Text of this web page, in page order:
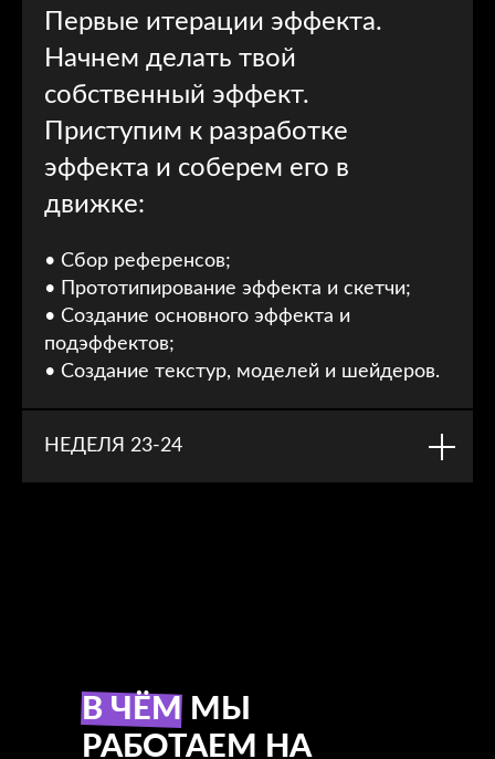
разработке твоего уникального
4 МОДУЛЬ
Все это работы наших студентов!
Первые итерации эффекта.
Начнем делать твой
собственный эффект.
Приступим к разработке
эффекта и соберем его в
движке:
• Сбор референсов;
• Прототипирование эффекта и скетчи;
• Создание основного эффекта и
подэффектов;
• Создание текстур, моделей и шейдеров.
НЕДЕЛЯ 23-24
В ЧЁМ МЫ
РАБОТАЕМ НА